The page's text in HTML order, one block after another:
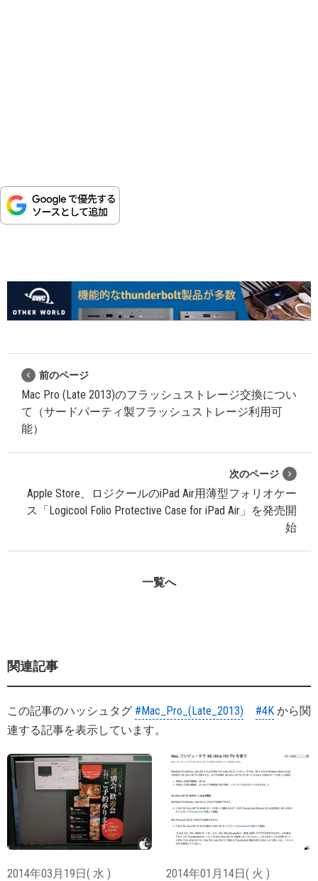
前のページ
Mac Pro (Late 2013)のフラッシュストレージ交換につい
て（サードパーティ製フラッシュストレージ利用可
能）
次のページ
Apple Store、ロジクールのiPad Air用薄型フォリオケー
ス「Logicool Folio Protective Case for iPad Air」を発売開
始
一覧へ
関連記事
この記事のハッシュタグ #Mac_Pro_(Late_2013) #4K から関
連する記事を表示しています。
2014年03月19日( 水 ) 2014年01月14日( 火 )